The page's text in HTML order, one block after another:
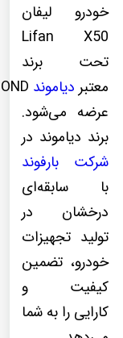
خودرو لیفان
Lifan X50
تحت برند
معتبر دیاموند
عرضه می‌شود.
برند دیاموند در
شرکت بارفوند
با سابقه‌ای
درخشان در
تولید تجهیزات
خودرو، تضمین
کیفیت و
کارایی را به شما